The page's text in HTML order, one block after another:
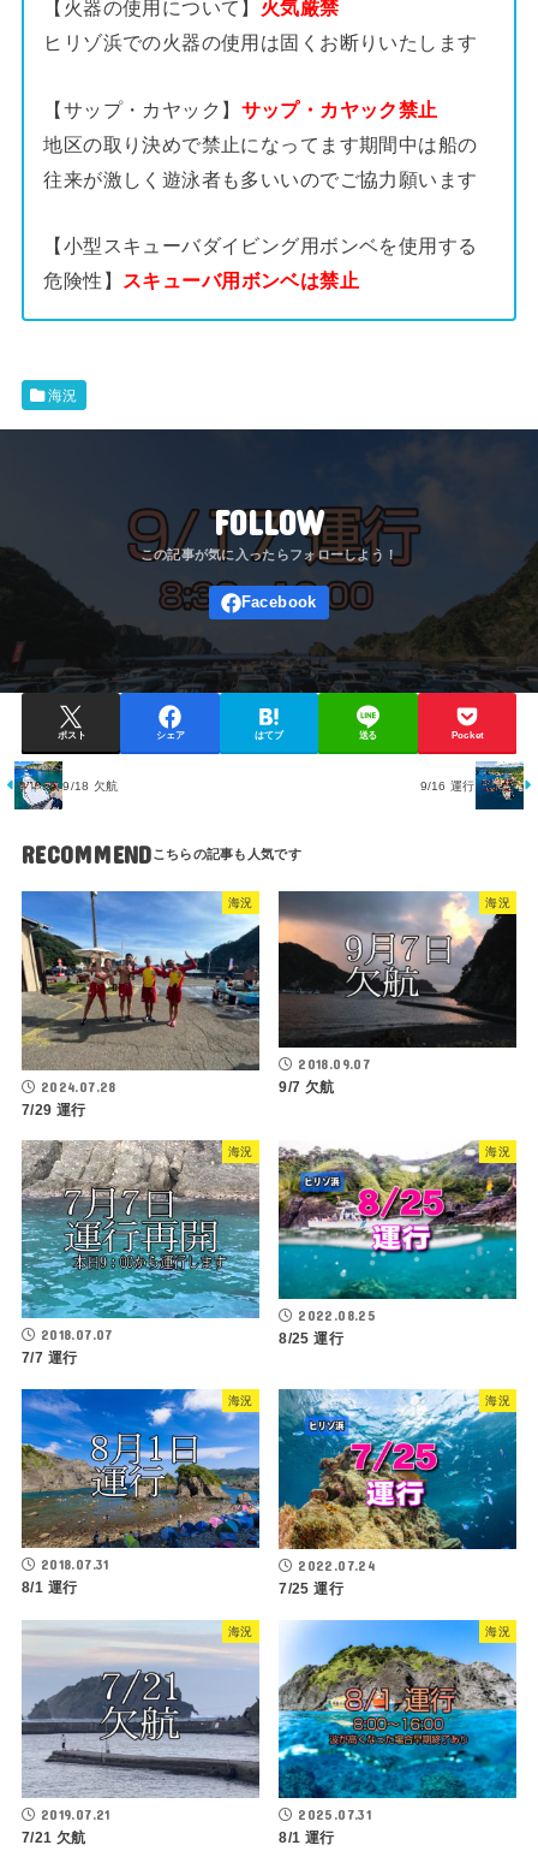
【火器の使用について】 火気厳禁
ヒリゾ浜での火器の使用は固くお断りいたします
【サップ・カヤック】 サップ・カヤック禁止
地区の取り決めで禁止になってます期間中は船の
往来が激しく遊泳者も多いいのでご協力願います
【小型スキューバダイビング用ボンベを使用する
危険性】
スキューバ用ボンベは禁止
海況
FOLLOW
ポスト シェア はてブ 送る Pocket
9/18 欠航 9/16 運行
RECOMMEND
海況
2024.07.28
7/29 運行
海況
2018.09.07
9/7 欠航
海況
2018.07.07
7/7 運行
海況
2022.08.25
8/25 運行
海況
2018.07.31
8/1 運行
海況
2022.07.24
7/25 運行
海況
2019.07.21
7/21 欠航
海況
2025.07.31
8/1 運行